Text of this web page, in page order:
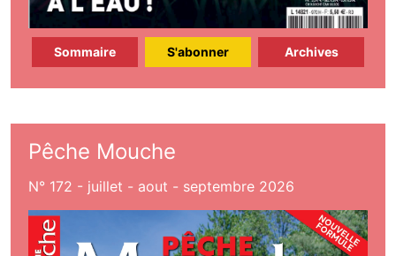
Sommaire S'abonner Archives
Pêche Mouche
N° 172 - juillet - aout - septembre 2026